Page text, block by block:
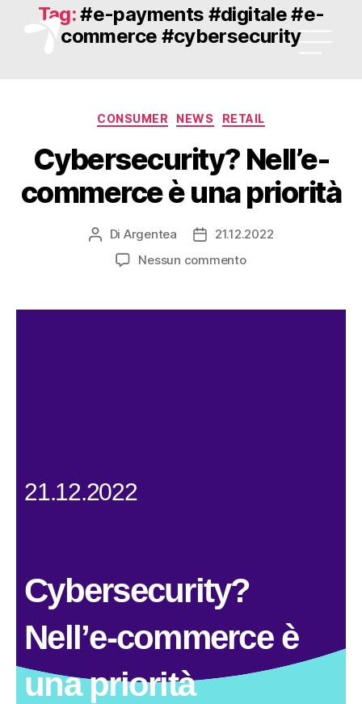
Tag:#e-payments #digitale #e-
commerce #cybersecurity
CONSUMER NEWS RETAIL
Cybersecurity? Nell’e-
commerce è una priorità
Di Argentea
21.12.2022
Nessun commento
21.12.2022
Cybersecurity?
Nell’e-commerce è
una priorità